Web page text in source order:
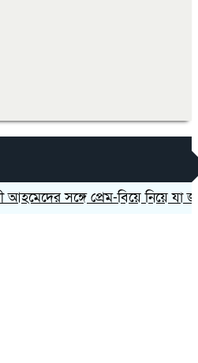
সঙ্গে প্রেম-বিয়ে নিয়ে যা জানালেন